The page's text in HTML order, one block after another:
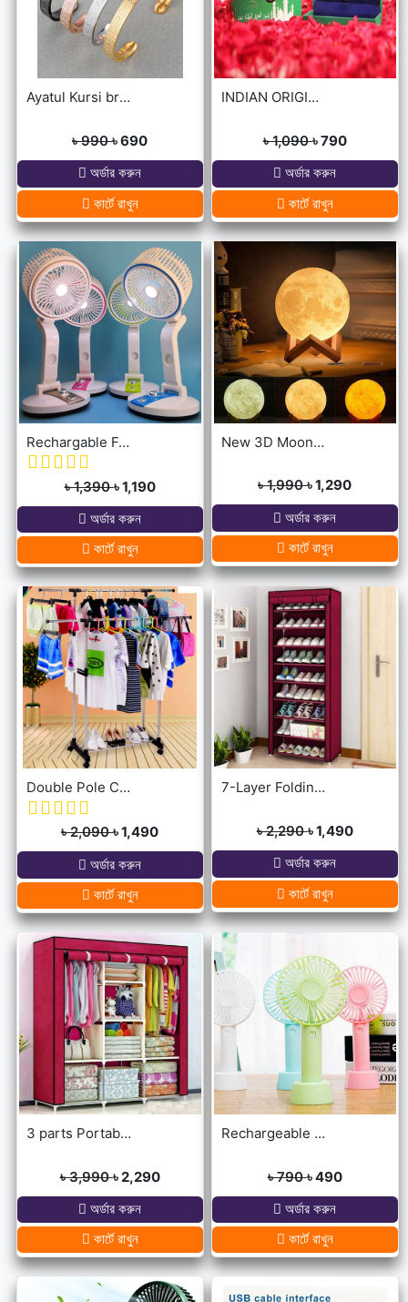
Ayatul Kursi bracelet
৳ 990৳ 690
অর্ডার করুন
কার্টে রাখুন
INDIAN ORIGINAL ALLAH BARKAT LOCKET - GOLDEN/SILVER
৳ 1,090৳ 790
অর্ডার করুন
কার্টে রাখুন
Rechargable Folding Table Fan With LED Light
৳ 1,390৳ 1,190
অর্ডার করুন
কার্টে রাখুন
New 3D Moon Lamp 16 Colors Remote & Touching system
৳ 1,990৳ 1,290
অর্ডার করুন
কার্টে রাখুন
Double Pole Cloth Rack - Stainless Steel
৳ 2,090৳ 1,490
অর্ডার করুন
কার্টে রাখুন
7-Layer Folding Cloth Shoe Rack
৳ 2,290৳ 1,490
অর্ডার করুন
কার্টে রাখুন
3 parts Portable Wardrobe cloth storage
৳ 3,990৳ 2,290
অর্ডার করুন
কার্টে রাখুন
Rechargeable Ultra Lightweight Handheld 3-Speed Mini USB Fan
৳ 790৳ 490
অর্ডার করুন
কার্টে রাখুন